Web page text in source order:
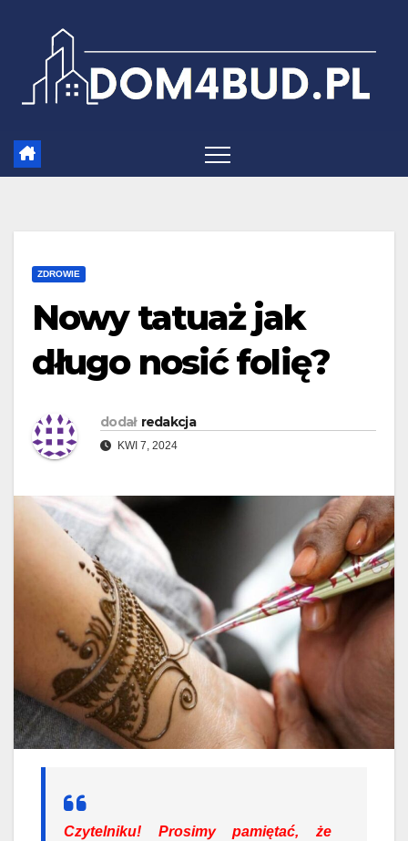
ZDROWIE
Nowy tatuaż jak
długo nosić folię?
dodał redakcja
KWI 7, 2024
Czytelniku! Prosimy pamiętać, że